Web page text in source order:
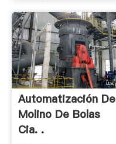
Automatización De
Molino De Bolas
Cia. .